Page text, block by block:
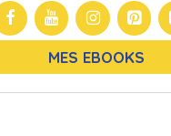
MES EBOOKS